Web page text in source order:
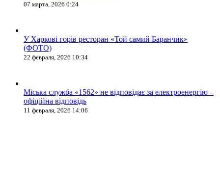
07 марта, 2026 0:24
У Харкові горів ресторан «Той самий Баранчик»
(ФОТО)
22 февраля, 2026 10:34
Міська служба «1562» не відповідає за електроенергію –
офіційна відповідь
11 февраля, 2026 14:06